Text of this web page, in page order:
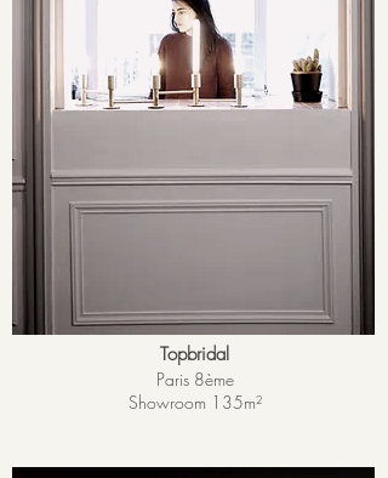
Topbridal
Paris 8ème
Showroom 135m²